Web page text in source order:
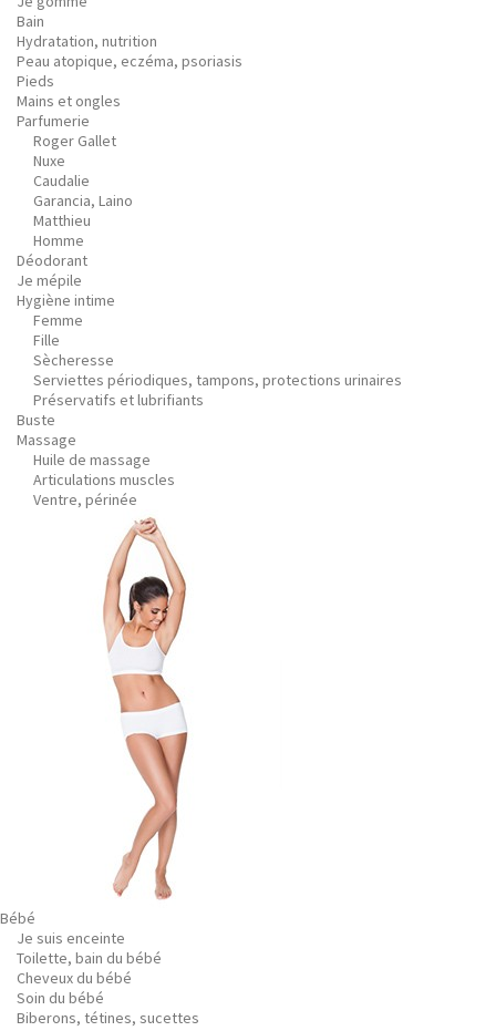
Bain
Hydratation, nutrition
Peau atopique, eczéma, psoriasis
Pieds
Mains et ongles
Parfumerie
Roger Gallet
Nuxe
Caudalie
Garancia, Laino
Matthieu
Homme
Déodorant
Je mépile
Hygiène intime
Femme
Fille
Sècheresse
Serviettes périodiques, tampons, protections urinaires
Préservatifs et lubrifiants
Buste
Massage
Huile de massage
Articulations muscles
Ventre, périnée
Bébé
Je suis enceinte
Toilette, bain du bébé
Cheveux du bébé
Soin du bébé
Biberons, tétines, sucettes